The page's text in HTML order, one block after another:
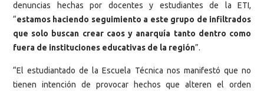
denuncias hechas por docentes y estudiantes de la ETI,
“estamos haciendo seguimiento a este grupo de infiltrados
que solo buscan crear caos y anarquía tanto dentro como
fuera de instituciones educativas de la región”.
“El estudiantado de la Escuela Técnica nos manifestó que no
tienen intención de provocar hechos que alteren el orden